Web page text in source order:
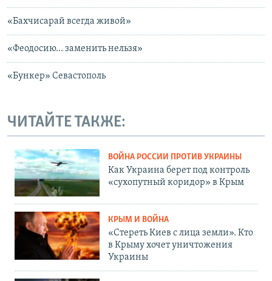
«Бахчисарай всегда живой»
«Феодосию... заменить нельзя»
«Бункер» Севастополь
ЧИТАЙТЕ ТАКЖЕ:
ВОЙНА РОССИИ ПРОТИВ УКРАИНЫ
Как Украина берет под контроль
«сухопутный коридор» в Крым
КРЫМ И ВОЙНА
«Стереть Киев с лица земли». Кто
в Крыму хочет уничтожения
Украины